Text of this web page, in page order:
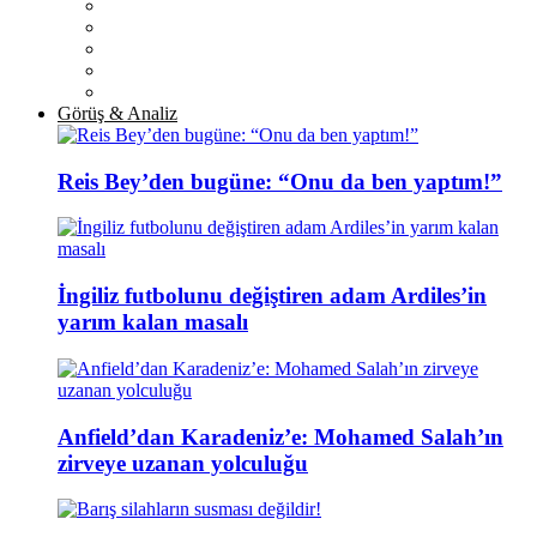
Görüş & Analiz
Reis Bey’den bugüne: “Onu da ben yaptım!”
İngiliz futbolunu değiştiren adam Ardiles’in
yarım kalan masalı
Anfield’dan Karadeniz’e: Mohamed Salah’ın
zirveye uzanan yolculuğu